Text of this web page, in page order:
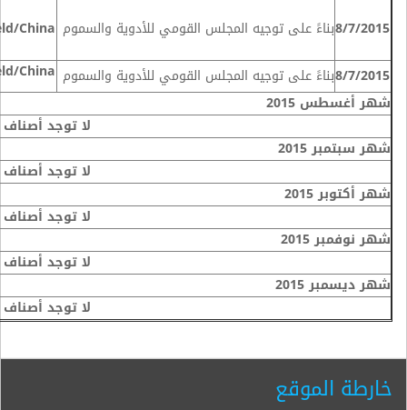
8/7/2015بناءً على توجيه المجلس القومي للأدوية والسموم China
8/7/2015بناءً على توجيه المجلس القومي للأدوية والسموم China
شهر أغسطس 2015
لا توجد
شهر سبتمبر 2015
لا توجد
شهر أكتوبر 2015
لا توجد
شهر نوفمبر 2015
لا توجد
شهر ديسمبر 2015
لا توجد
خارطة الموقع